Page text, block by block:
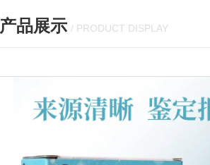
产品展示 / PRODUCT DISPLAY